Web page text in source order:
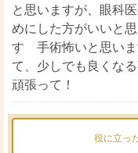
と思いますが、眼科
めにした方がいいと
す 手術怖いと思いま
て、少しでも良くな
頑張って！
役に立っ